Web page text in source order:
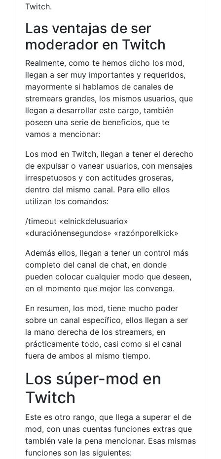
Twitch.
Las ventajas de ser
moderador en Twitch
Realmente, como te hemos dicho los mod,
llegan a ser muy importantes y requeridos,
mayormente si hablamos de canales de
stremears grandes, los mismos usuarios, que
llegan a desarrollar este cargo, también
poseen una serie de beneficios, que te
vamos a mencionar:
Los mod en Twitch, llegan a tener el derecho
de expulsar o vanear usuarios, con mensajes
irrespetuosos y con actitudes groseras,
dentro del mismo canal. Para ello ellos
utilizan los comandos:
/timeout «elnickdelusuario»
«duraciónensegundos» «razónporelkick»
Además ellos, llegan a tener un control más
completo del canal de chat, en donde
pueden colocar cualquier modo que deseen,
en el momento que mejor les convenga.
En resumen, los mod, tiene mucho poder
sobre un canal específico, ellos llegan a ser
la mano derecha de los streamers, en
prácticamente todo, casi como si el canal
fuera de ambos al mismo tiempo.
Los súper-mod en
Twitch
Este es otro rango, que llega a superar el de
mod, con unas cuentas funciones extras que
también vale la pena mencionar. Esas mismas
funciones son las siguientes: